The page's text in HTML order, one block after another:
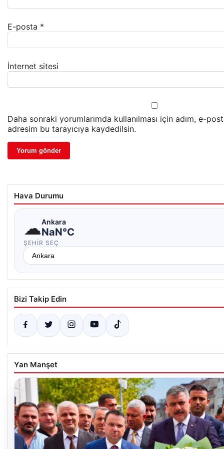
E-posta *
İnternet sitesi
Daha sonraki yorumlarımda kullanılması için adım, e-
adresim bu tarayıcıya kaydedilsin.
Hava Durumu
☁Ankara
NaN°C
ŞEHIR SEÇ
Bizi Takip Edin
Yan Manşet